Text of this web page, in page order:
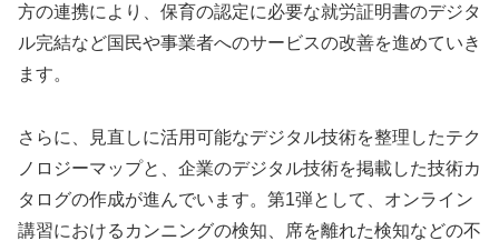
方の連携により、保育の認定に必要な就労証明書のデジタ
ル完結など国民や事業者へのサービスの改善を進めていき
ます。
さらに、見直しに活用可能なデジタル技術を整理したテク
ノロジーマップと、企業のデジタル技術を掲載した技術カ
タログの作成が進んでいます。第1弾として、オンライン
講習におけるカンニングの検知、席を離れた検知などの不